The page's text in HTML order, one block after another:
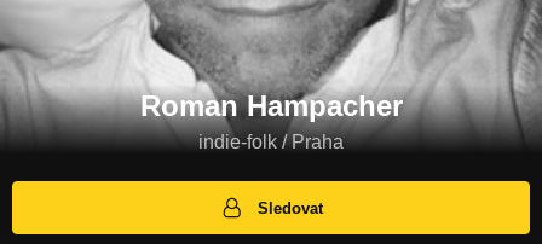
Roman Hampacher
indie-folk / Praha
Sledovat